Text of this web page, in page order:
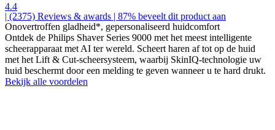
4.4
| (2375) Reviews & awards | 87% beveelt dit product aan
Onovertroffen gladheid*, gepersonaliseerd huidcomfort
Ontdek de Philips Shaver Series 9000 met het meest intelligente
scheerapparaat met AI ter wereld. Scheert haren af tot op de huid
met het Lift & Cut-scheersysteem, waarbij SkinIQ-technologie uw
huid beschermt door een melding te geven wanneer u te hard drukt.
Bekijk alle voordelen